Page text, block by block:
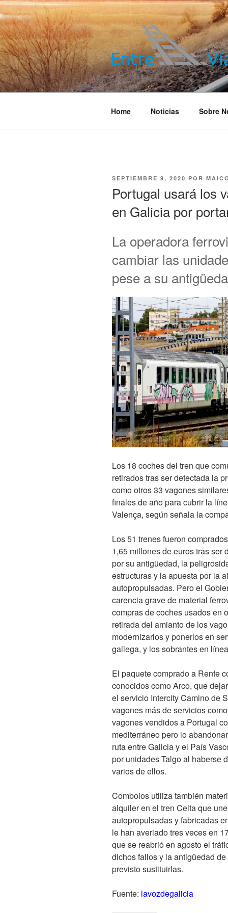
Saltar
al
contenido
ENTRE
Información ferroviaria
Home Noticias Sobre
PUBLICADO
SEPTIEMBRE 9, 2020 POR
Portugal usará los
en Galicia por
La operadora
cambiar las
pese a su
Los 18 coches del tren que
retirados tras ser detectada la
como otros 33 vagones
finales de año para cubrir la
Valença, según señala la
Los 51 trenes fueron
1,65 millones de euros tras ser
por su antigüedad, la
estructuras y la apuesta por la
autopropulsadas. Pero el
carencia grave de material
compras de coches usados en
retirada del amianto de los
modernizarlos y ponerlos en
gallega, y los sobrantes en
El paquete comprado a Renfe
conocidos como Arco, que
el servicio Intercity Camino de
vagones más de servicios
vagones vendidos a Portugal
mediterráneo pero lo
ruta entre Galicia y el País
por unidades Talgo al haberse
varios de ellos.
Comboios utiliza también
alquiler en el tren Celta que
autopropulsadas y fabricadas
le han averiado tres veces en
que se reabrió en agosto el
dichos fallos y la antigüedad
previsto sustituirlas.
Fuente: lavozdegalicia